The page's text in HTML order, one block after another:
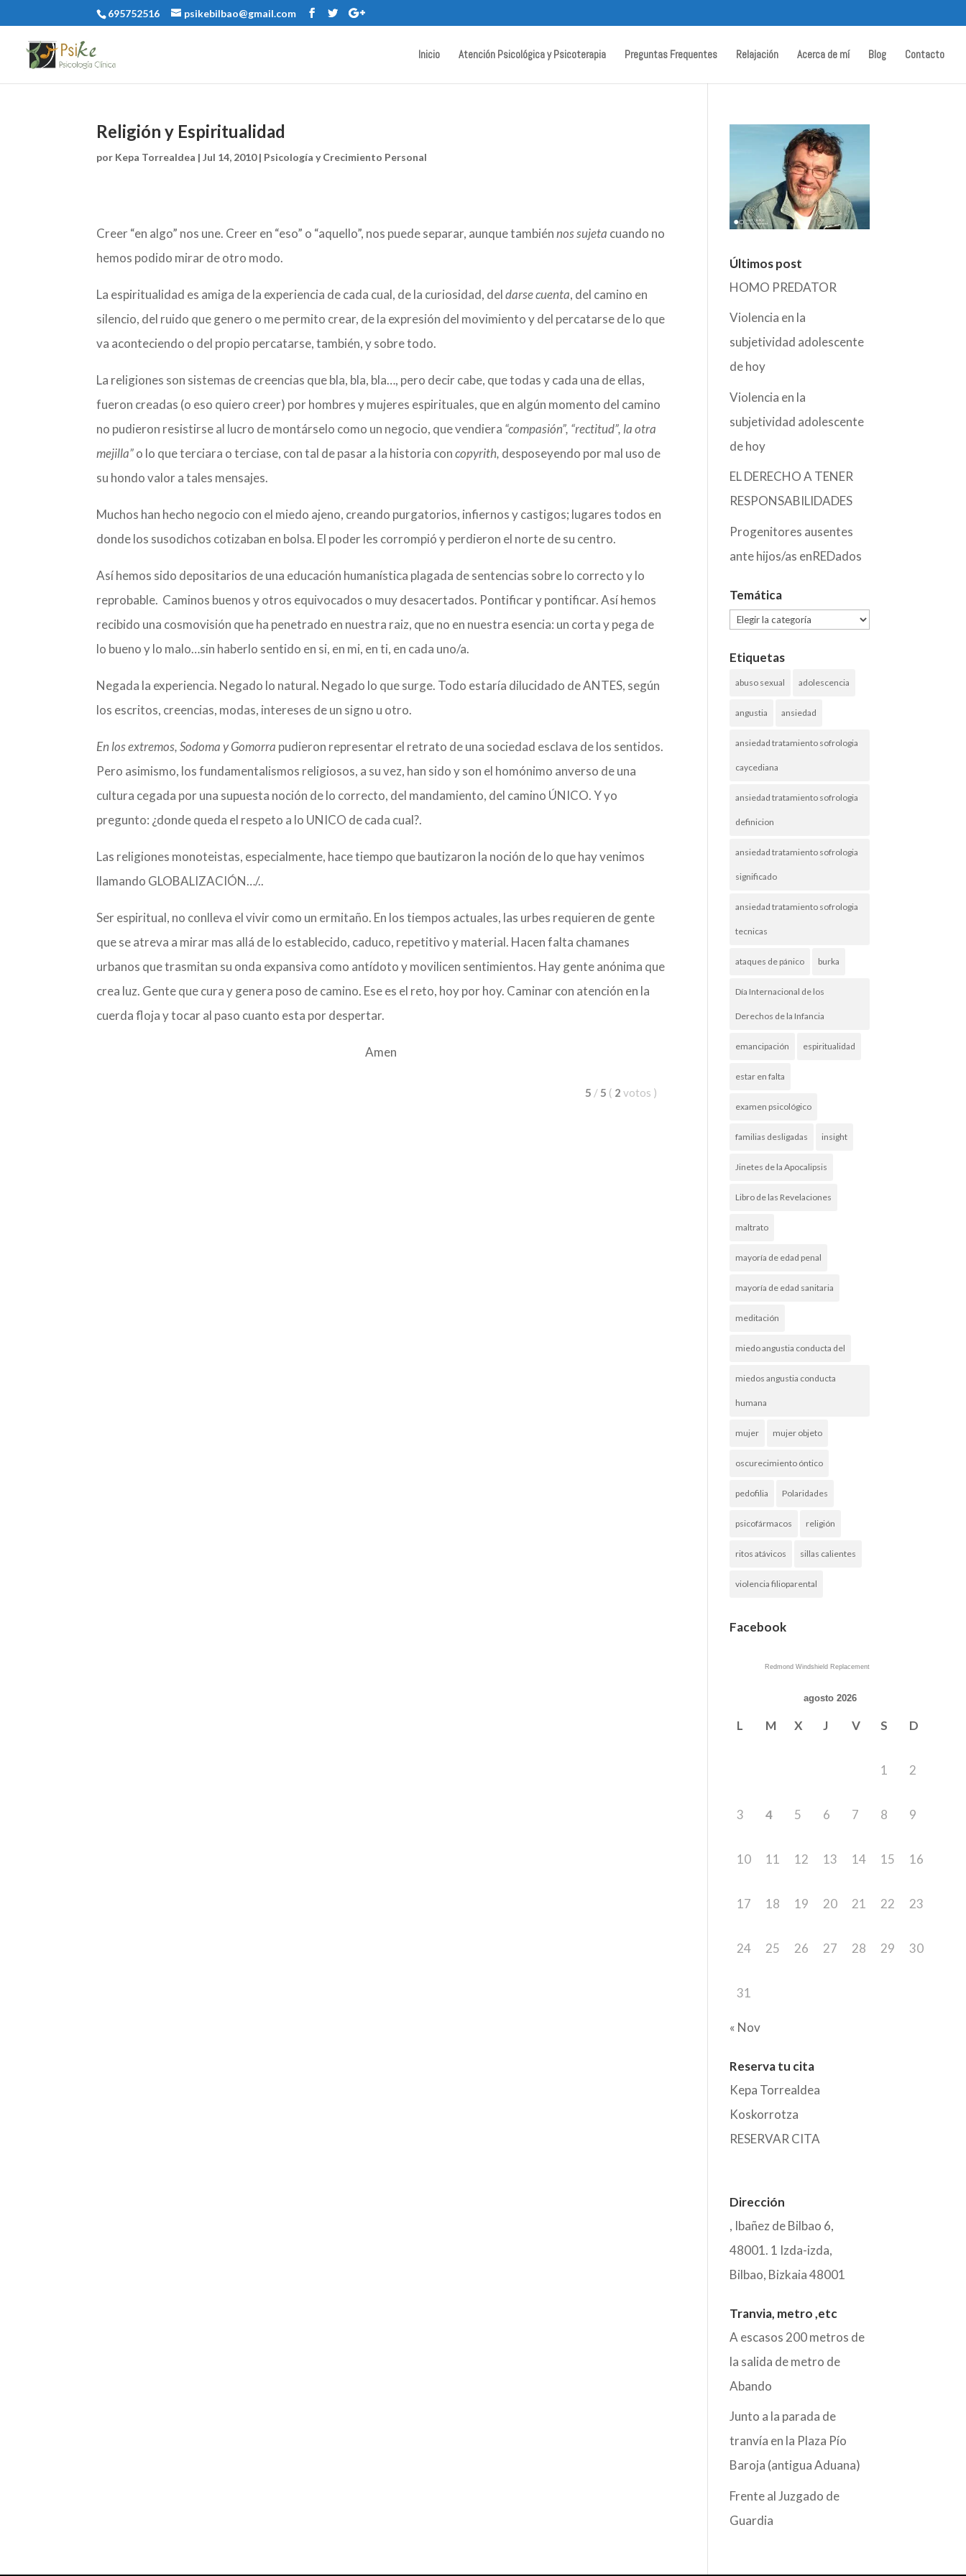
695752516 psikebilbao@gmail.com
Inicio Atención Psicológica y Psicoterapia Preguntas Frequentes Relajación Acerca de mí Blog Contacto
Religión y Espiritualidad
por Kepa Torrealdea |Jul 14, 2010| Psicología y Crecimiento Personal
Creer “en algo” nos une. Creer en “eso” o “aquello”, nos puede separar, aunque tambiénnos sujeta cuando no
hemos podido mirar de otro modo.
La espiritualidad es amiga de la experiencia de cada cual, de la curiosidad, deldarse cuenta, del camino en
silencio, del ruido que genero o me permito crear, de la expresión del movimiento y del percatarse de lo que
va aconteciendo o del propio percatarse, también, y sobre todo.
La religiones son sistemas de creencias que bla, bla, bla…, pero decir cabe, que todas y cada una de ellas,
fueron creadas (o eso quiero creer) por hombres y mujeres espirituales, que en algún momento del camino
no pudieron resistirse al lucro de montárselo como un negocio, que vendiera “compasión”, “rectitud”, la otra
mejilla”o lo que terciara o terciase, con tal de pasar a la historia concopyrith, desposeyendo por mal uso de
su hondo valor a tales mensajes.
Muchos han hecho negocio con el miedo ajeno, creando purgatorios, infiernos y castigos; lugares todos en
donde los susodichos cotizaban en bolsa. El poder les corrompió y perdieron el norte de su centro.
Así hemos sido depositarios de una educación humanística plagada de sentencias sobre lo correcto y lo
reprobable. Caminos buenos y otros equivocados o muy desacertados. Pontificar y pontificar. Así hemos
recibido una cosmovisión que ha penetrado en nuestra raiz, que no en nuestra esencia: un corta y pega de
lo bueno y lo malo…sin haberlo sentido en si, en mi, en ti, en cada uno/a.
Negada la experiencia. Negado lo natural. Negado lo que surge. Todo estaría dilucidado de ANTES, según
los escritos, creencias, modas, intereses de un signo u otro.
En los extremos, Sodoma y Gomorra pudieron representar el retrato de una sociedad esclava de los sentidos.
Pero asimismo, los fundamentalismos religiosos, a su vez, han sido y son el homónimo anverso de una
cultura cegada por una supuesta noción de lo correcto, del mandamiento, del camino ÚNICO. Y yo
pregunto: ¿donde queda el respeto a lo UNICO de cada cual?.
Las religiones monoteistas, especialmente, hace tiempo que bautizaron la noción de lo que hay venimos
llamando GLOBALIZACIÓN…/..
Ser espiritual, no conlleva el vivir como un ermitaño. En los tiempos actuales, las urbes requieren de gente
que se atreva a mirar mas allá de lo establecido, caduco, repetitivo y material. Hacen falta chamanes
urbanos que trasmitan su onda expansiva como antídoto y movilicen sentimientos. Hay gente anónima que
crea luz. Gente que cura y genera poso de camino. Ese es el reto, hoy por hoy. Caminar con atención en la
cuerda floja y tocar al paso cuanto esta por despertar.
Amen
5 /5 ( 2 votos )
Últimos post
HOMO PREDATOR
Violencia en la
subjetividad adolescente
de hoy
Violencia en la
subjetividad adolescente
de hoy
EL DERECHO A TENER
RESPONSABILIDADES
Progenitores ausentes
ante hijos/as enREDados
Temática
Temática
Etiquetas
abuso sexual adolescencia
angustia ansiedad
ansiedad tratamiento sofrologia
caycediana
ansiedad tratamiento sofrologia
definicion
ansiedad tratamiento sofrologia
significado
ansiedad tratamiento sofrologia
tecnicas
ataques de pánico burka
Día Internacional de los
Derechos de la Infancia
emancipación espiritualidad
estar en falta
examen psicológico
familias desligadas insight
Jinetes de la Apocalipsis
Libro de las Revelaciones
maltrato
mayoría de edad penal
mayoría de edad sanitaria
meditación
miedo angustia conducta del
miedos angustia conducta
humana
mujer mujer objeto
oscurecimiento óntico
pedofilia Polaridades
psicofármacos religión
ritos atávicos sillas calientes
violencia filioparental
Facebook
Redmond Windshield Replacement
agosto 2026
L M X J V S D
1 2
3 4 5 6 7 8 9
10 11 12 13 14 15 16
17 18 19 20 21 22 23
24 25 26 27 28 29 30
31
« Nov
Reserva tu cita
Kepa Torrealdea
Koskorrotza
RESERVAR CITA
Dirección
, Ibañez de Bilbao 6,
48001. 1 Izda-izda,
Bilbao, Bizkaia48001
Tranvia, metro ,etc
A escasos 200 metros de
la salida de metro de
Abando
Junto a la parada de
tranvía en la Plaza Pío
Baroja (antigua Aduana)
Frente al Juzgado de
Guardia